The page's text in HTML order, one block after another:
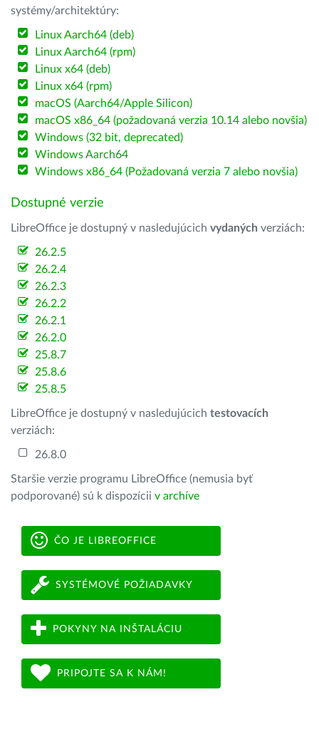
systémy/architektúry:
Linux Aarch64 (deb)
Linux Aarch64 (rpm)
Linux x64 (deb)
Linux x64 (rpm)
macOS (Aarch64/Apple Silicon)
macOS x86_64 (požadovaná verzia 10.14 alebo novšia)
Windows (32 bit, deprecated)
Windows Aarch64
Windows x86_64 (Požadovaná verzia 7 alebo novšia)
Dostupné verzie
LibreOffice je dostupný v nasledujúcich vydaných verziách:
26.2.5
26.2.4
26.2.3
26.2.2
26.2.1
26.2.0
25.8.7
25.8.6
25.8.5
LibreOffice je dostupný v nasledujúcich testovacích
verziách:
26.8.0
Staršie verzie programu LibreOffice (nemusia byť
podporované) sú k dispozícii v archíve
ČO JE LIBREOFFICE
SYSTÉMOVÉ POŽIADAVKY
POKYNY NA INŠTALÁCIU
PRIPOJTE SA K NÁM!